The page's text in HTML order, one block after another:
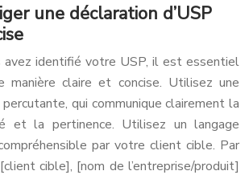
une déclaration d’USP
avez identifié votre USP, il est essentiel
manière claire et concise. Utilisez une
qui communique clairement la
et la pertinence. Utilisez un langage
par votre client cible. Par
cible], [nom de l’entreprise/produit]